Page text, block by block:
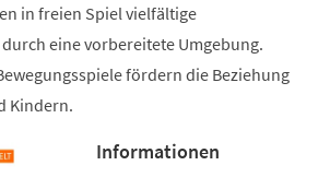
in freien Spiel vielfältige
eine vorbereitete Umgebung.
fördern die Beziehung
Kindern.
Informationen